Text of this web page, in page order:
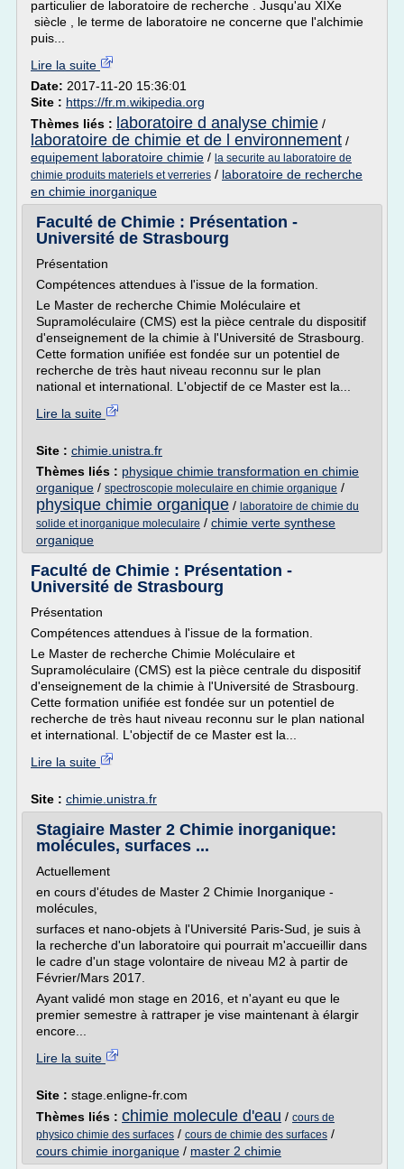
particulier de laboratoire de recherche . Jusqu'au XIXe
siècle , le terme de laboratoire ne concerne que l'alchimie
puis...
Lire la suite
Date: 2017-11-20 15:36:01
Site : https://fr.m.wikipedia.org
Thèmes liés : laboratoire d analyse chimie /
laboratoire de chimie et de l environnement /
equipement laboratoire chimie / la securite au laboratoire de
chimie produits materiels et verreries / laboratoire de recherche
en chimie inorganique
Faculté de Chimie : Présentation -
Université de Strasbourg
Présentation
Compétences attendues à l'issue de la formation.
Le Master de recherche Chimie Moléculaire et
Supramoléculaire (CMS) est la pièce centrale du dispositif
d'enseignement de la chimie à l'Université de Strasbourg.
Cette formation unifiée est fondée sur un potentiel de
recherche de très haut niveau reconnu sur le plan
national et international. L'objectif de ce Master est la...
Lire la suite
Site : chimie.unistra.fr
Thèmes liés : physique chimie transformation en chimie
organique / spectroscopie moleculaire en chimie organique /
physique chimie organique / laboratoire de chimie du
solide et inorganique moleculaire / chimie verte synthese
organique
Faculté de Chimie : Présentation -
Université de Strasbourg
Présentation
Compétences attendues à l'issue de la formation.
Le Master de recherche Chimie Moléculaire et
Supramoléculaire (CMS) est la pièce centrale du dispositif
d'enseignement de la chimie à l'Université de Strasbourg.
Cette formation unifiée est fondée sur un potentiel de
recherche de très haut niveau reconnu sur le plan national
et international. L'objectif de ce Master est la...
Lire la suite
Site : chimie.unistra.fr
Stagiaire Master 2 Chimie inorganique:
molécules, surfaces ...
Actuellement
en cours d'études de Master 2 Chimie Inorganique -
molécules,
surfaces et nano-objets à l'Université Paris-Sud, je suis à
la recherche d'un laboratoire qui pourrait m'accueillir dans
le cadre d'un stage volontaire de niveau M2 à partir de
Février/Mars 2017.
Ayant validé mon stage en 2016, et n'ayant eu que le
premier semestre à rattraper je vise maintenant à élargir
encore...
Lire la suite
Site : stage.enligne-fr.com
Thèmes liés : chimie molecule d'eau / cours de
physico chimie des surfaces / cours de chimie des surfaces /
cours chimie inorganique / master 2 chimie